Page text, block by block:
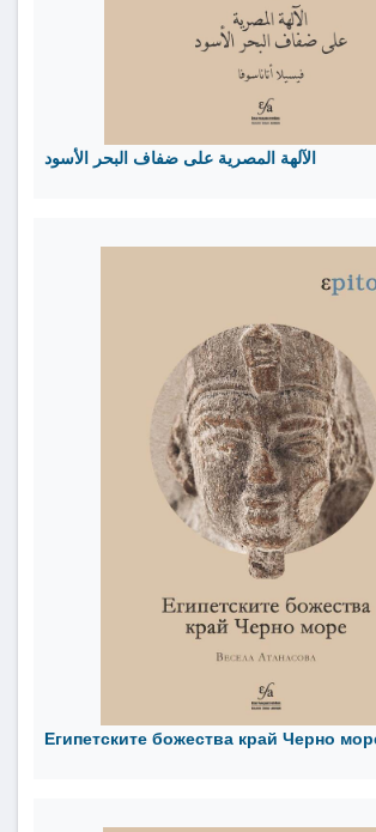
الآلهة المصرية على ضفاف البحر الأسود
Египетските божества край Черно